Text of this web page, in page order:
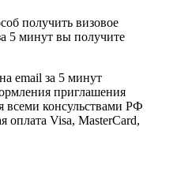
получить визовое
5 минут вы получите
email за 5 минут
приглашения
консульствами РФ
Visa, MasterCard,